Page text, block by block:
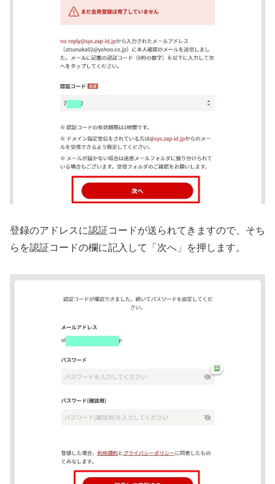
登録のアドレスに認証コードが送られてきますので、そち
らを認証コードの欄に記入して「次へ」を押します。